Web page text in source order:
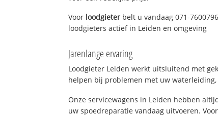
Voor loodgieter belt u vandaag 071-
loodgieters actief in Leiden en omgeving
Jarenlange ervaring
Loodgieter Leiden werkt uitsluitend met
helpen bij problemen met uw waterleiding,
Onze servicewagens in Leiden hebben
uw spoedreparatie vandaag uitvoeren.